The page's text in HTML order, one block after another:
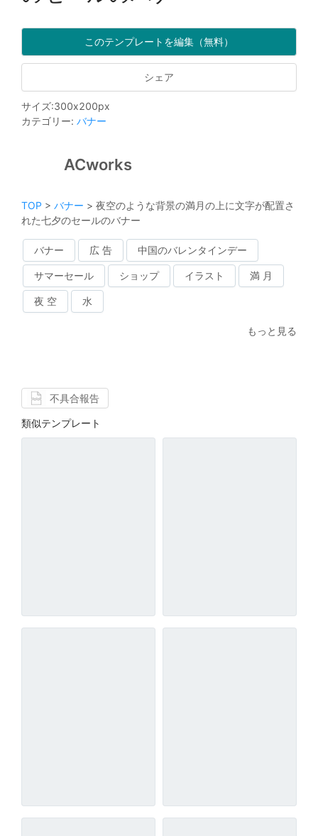
このテンプレートを編集（無料）
シェア
サイズ:300x200px
カテゴリー: バナー
ACworks
TOP > バナー > 夜空のような背景の満月の上に文字が配置さ
れた七夕のセールのバナー
バナー 広 告 中国のバレンタインデー
サマーセール ショップ イラスト 満 月
夜 空 水
もっと見る
不具合報告
類似テンプレート